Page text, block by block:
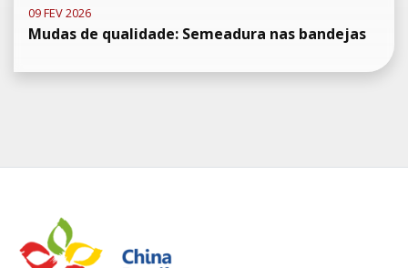
09 FEV 2026
Mudas de qualidade: Semeadura nas bandejas